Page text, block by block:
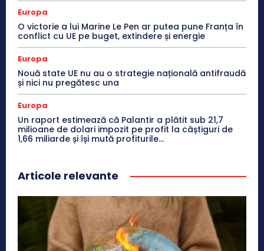
Europa
O victorie a lui Marine Le Pen ar putea pune Franța în
conflict cu UE pe buget, extindere și energie
Europa
Nouă state UE nu au o strategie națională antifraudă
și nici nu pregătesc una
Europa
Un raport estimează că Palantir a plătit sub 21,7
milioane de dolari impozit pe profit la câștiguri de
1,66 miliarde și își mută profiturile...
Articole relevante